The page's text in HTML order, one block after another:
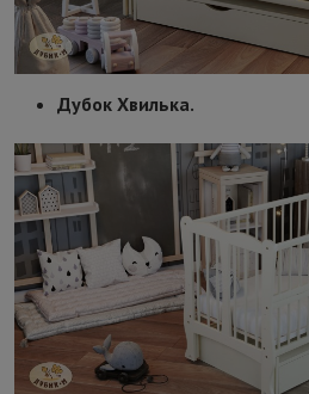
Дубок Хвилька.